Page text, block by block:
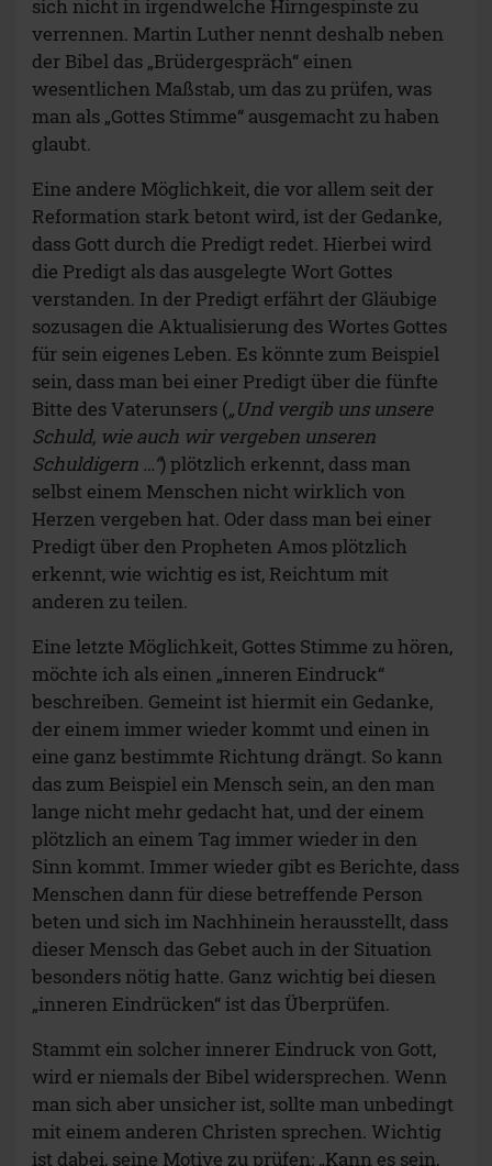
sich nicht in irgendwelche Hirngespinste zu
verrennen. Martin Luther nennt deshalb neben
der Bibel das „Brüdergespräch“ einen
wesentlichen Maßstab, um das zu prüfen, was
man als „Gottes Stimme“ ausgemacht zu haben
glaubt.
Eine andere Möglichkeit, die vor allem seit der
Reformation stark betont wird, ist der Gedanke,
dass Gott durch die Predigt redet. Hierbei wird
die Predigt als das ausgelegte Wort Gottes
verstanden. In der Predigt erfährt der Gläubige
sozusagen die Aktualisierung des Wortes Gottes
für sein eigenes Leben. Es könnte zum Beispiel
sein, dass man bei einer Predigt über die fünfte
Bitte des Vaterunsers („Und vergib uns unsere
Schuld, wie auch wir vergeben unseren
Schuldigern …“) plötzlich erkennt, dass man
selbst einem Menschen nicht wirklich von
Herzen vergeben hat. Oder dass man bei einer
Predigt über den Propheten Amos plötzlich
erkennt, wie wichtig es ist, Reichtum mit
anderen zu teilen.
Eine letzte Möglichkeit, Gottes Stimme zu hören,
möchte ich als einen „inneren Eindruck“
beschreiben. Gemeint ist hiermit ein Gedanke,
der einem immer wieder kommt und einen in
eine ganz bestimmte Richtung drängt. So kann
das zum Beispiel ein Mensch sein, an den man
lange nicht mehr gedacht hat, und der einem
plötzlich an einem Tag immer wieder in den
Sinn kommt. Immer wieder gibt es Berichte, dass
Menschen dann für diese betreffende Person
beten und sich im Nachhinein herausstellt, dass
dieser Mensch das Gebet auch in der Situation
besonders nötig hatte. Ganz wichtig bei diesen
„inneren Eindrücken“ ist das Überprüfen.
Stammt ein solcher innerer Eindruck von Gott,
wird er niemals der Bibel widersprechen. Wenn
man sich aber unsicher ist, sollte man unbedingt
mit einem anderen Christen sprechen. Wichtig
ist dabei, seine Motive zu prüfen: „Kann es sein,